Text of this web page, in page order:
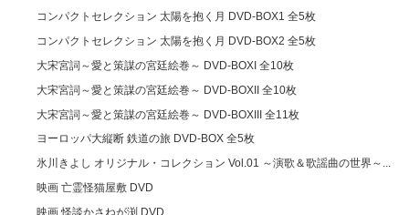
コンパクトセレクション 太陽を抱く月 DVD-BOX1 全5枚
コンパクトセレクション 太陽を抱く月 DVD-BOX2 全5枚
大宋宮詞～愛と策謀の宮廷絵巻～ DVD-BOXI 全10枚
大宋宮詞～愛と策謀の宮廷絵巻～ DVD-BOXII 全10枚
大宋宮詞～愛と策謀の宮廷絵巻～ DVD-BOXIII 全11枚
ヨーロッパ大縦断 鉄道の旅 DVD-BOX 全5枚
氷川きよし オリジナル・コレクション Vol.01 ～演歌＆歌謡曲の世界～...
映画 亡霊怪猫屋敷 DVD
映画 怪談かさねが渕 DVD